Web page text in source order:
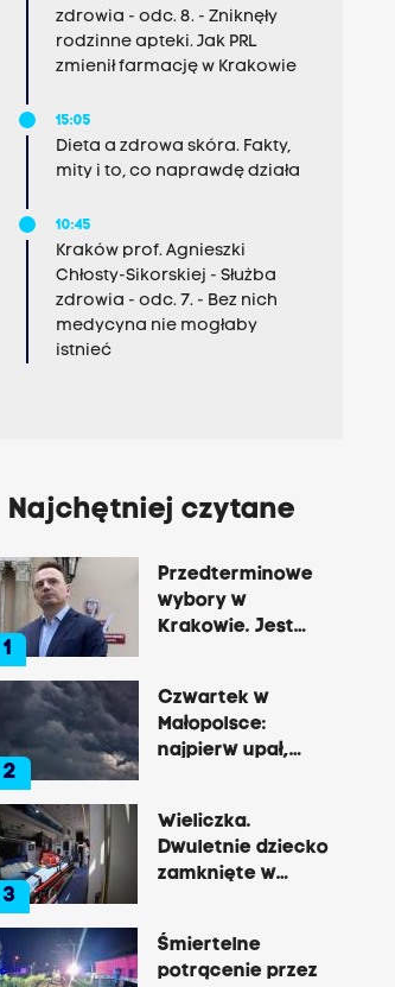
zdrowia - odc. 8. - Zniknęły
rodzinne apteki. Jak PRL
zmienił farmację w Krakowie
15:05
Dieta a zdrowa skóra. Fakty,
mity i to, co naprawdę działa
10:45
Kraków prof. Agnieszki
Chłosty-Sikorskiej - Służba
zdrowia - odc. 7. - Bez nich
medycyna nie mogłaby
istnieć
Najchętniej czytane
1
Przedterminowe
wybory w
Krakowie. Jest
2
Czwartek w
Małopolsce:
najpierw upał,
3
Wieliczka.
Dwuletnie dziecko
zamknięte w
zakupach
Śmiertelne
potrącenie przez